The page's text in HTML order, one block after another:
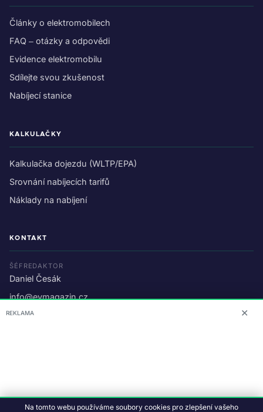
Články o elektromobilech
FAQ – otázky a odpovědi
Evidence elektromobilu
Sdílejte svou zkušenost
Nabíjecí stanice
KALKULAČKY
Kalkulačka dojezdu (WLTP/EPA)
Srovnání nabíjecích tarifů
Náklady na nabíjení
KONTAKT
ŠÉFREDAKTOR
Daniel Česák
info@evmagazin.cz
O nás
© 2026 EV Magazin.Podmínky a ochrana dat.
REKLAMA ✕
Na tomto webu používáme soubory cookies pro zlepšení vašeho